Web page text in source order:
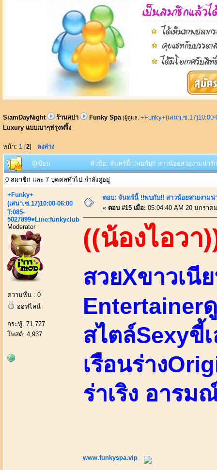
SiamDayNight ร้านสปา Funky Spa (ผู้ดูแล: +Funky+(เสนา.ซ
Luxury แบบเบาๆฟรุงฟริ้ง
หน้า: 1 [2] ลงล่าง
ผู้เขียน หัวข้อ: จันทร์นี้ !!พบกับ!! สาวน้อยสวยงามน่ารั
0 สมาชิก และ 7 บุคคลทั่วไป กำลังดูอยู่
+Funky+
(เสนา.ซ.17)10:00-06:00
T:085-
5027899♥Line:funkyclub
Moderator
ความหื่น : 0
ออฟไลน์
กระทู้: 71,727
โพสต์: 4,937
ตอบ: จันทร์นี้ !!พบกับ!! สาวน้อยสวยงาม
« ตอบ #15 เมื่อ: 05:04:40 AM 20 มกราค
((น้องไอวา
สวยXขาวเนี
Entertainer
สไตล์Sexyขี้
เรือนร่าง
ร่าเริง อารม
www.funkyspa.vip